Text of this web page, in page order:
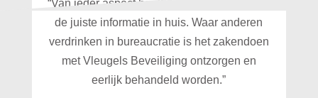
“Van ieder aspect heeft Vleugels Beveiliging
de juiste informatie in huis. Waar anderen
verdrinken in bureaucratie is het zakendoen
met Vleugels Beveiliging ontzorgen en
eerlijk behandeld worden.”